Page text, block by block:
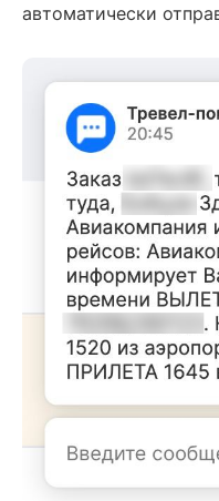
автоматически